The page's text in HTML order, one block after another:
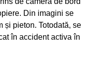
Din imagini se
și pieton. Totodată, se
în accident activa în